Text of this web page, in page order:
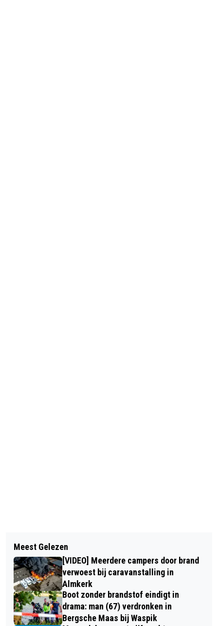
CODE GEEL IN BRABANT VANWEGE
ONWEER EN HAGELSTENEN
INBREKER IN DE KRAAG GEVAT EN
GEBETEN DOOR POLITIEHOND IN
DONGEN
Meest Gelezen
[VIDEO] Meerdere campers door brand
verwoest bij caravanstalling in
Almkerk
Boot zonder brandstof eindigt in
drama: man (67) verdronken in
Bergsche Maas bij Waspik